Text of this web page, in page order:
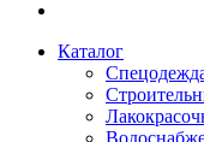
Каталог